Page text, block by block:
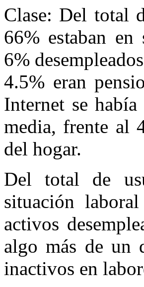
Clase: Del total
66% estaban
6%
4.5% eran
Internet se
media, frente al
del hogar.
Del total de
situación
activos
algo más de un
inactivos en